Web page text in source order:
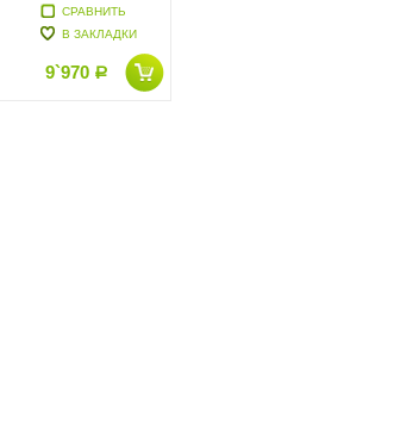
СРАВНИТЬ
В ЗАКЛАДКИ
9`970 Р